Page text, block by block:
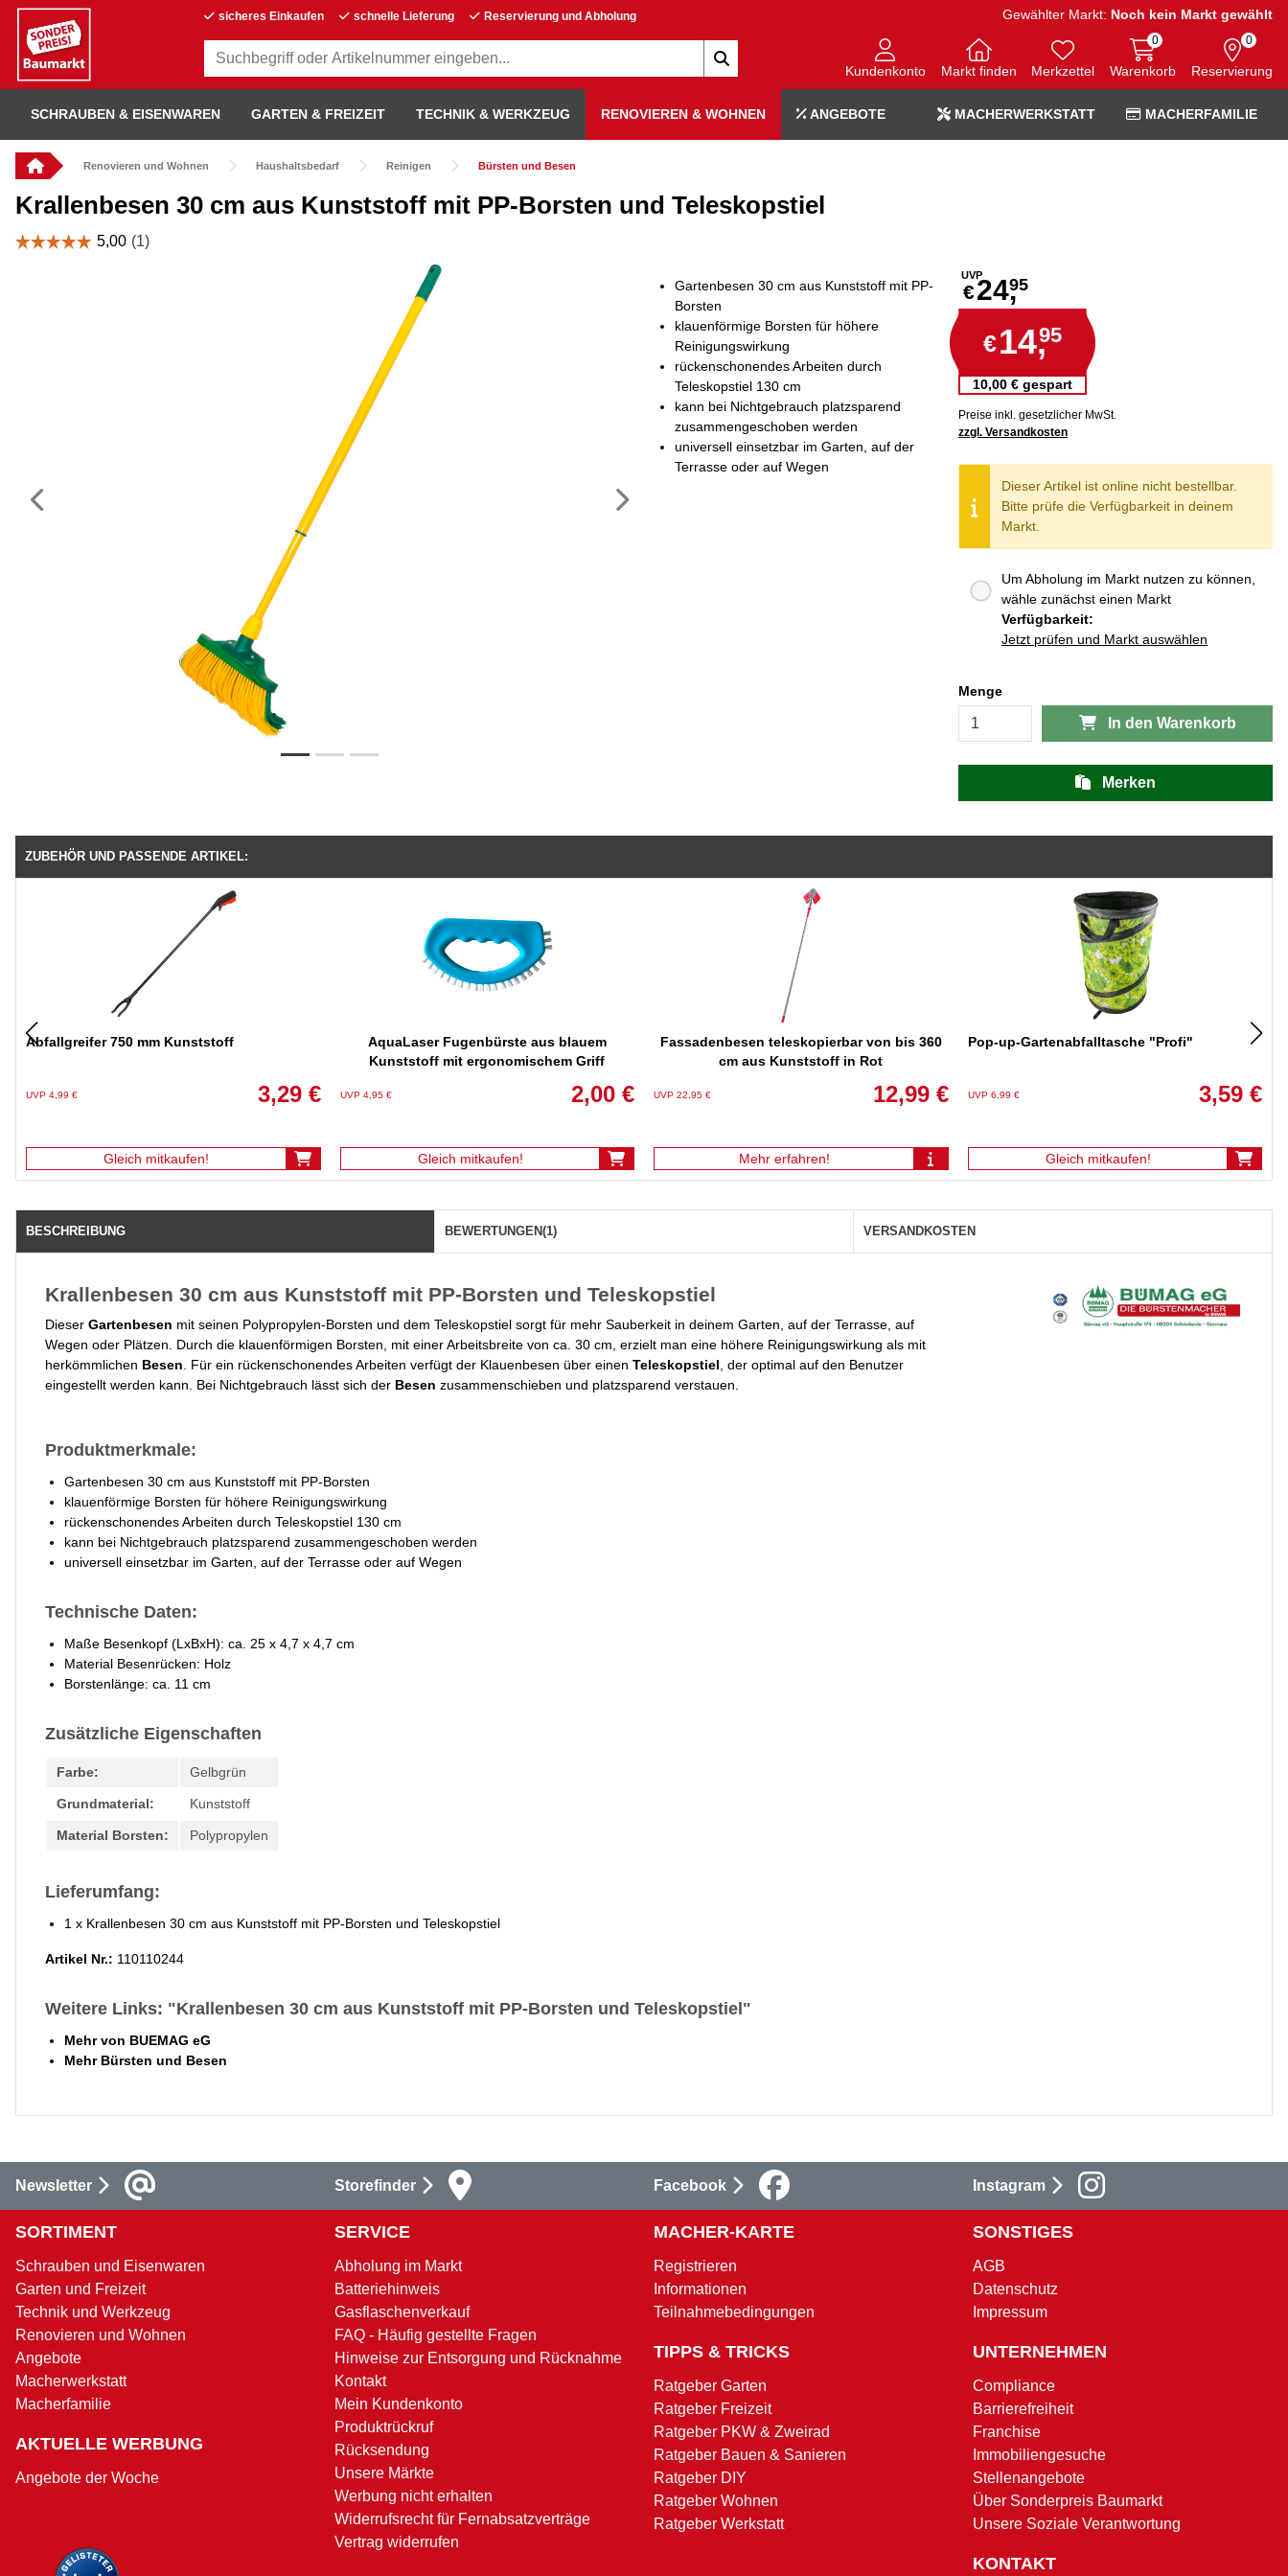
sicheres Einkaufen schnelle Lieferung Reservierung und Abholung Gewählter Markt: Noch kein Markt gewählt
Kundenkonto Markt finden Merkzettel Warenkorb
0
Reservierung
0
SCHRAUBEN & EISENWAREN GARTEN & FREIZEIT TECHNIK & WERKZEUG RENOVIEREN & WOHNEN ANGEBOTE MACHERWERKSTATT MACHERFAMILIE
Renovieren und Wohnen Haushaltsbedarf Reinigen Bürsten und Besen
Krallenbesen 30 cm aus Kunststoff mit PP-Borsten und Teleskopstiel
Vorheriges
UVP
€24,95
€14,95
10,00 € gespart
Preise inkl. gesetzlicher MwSt.
zzgl. Versandkosten
Gartenbesen 30 cm aus Kunststoff mit PP-
Borsten
klauenförmige Borsten für höhere
Reinigungswirkung
rückenschonendes Arbeiten durch
Teleskopstiel 130 cm
kann bei Nichtgebrauch platzsparend
zusammengeschoben werden
universell einsetzbar im Garten, auf der
Terrasse oder auf Wegen
Dieser Artikel ist online nicht bestellbar.
Bitte prüfe die Verfügbarkeit in deinem
Markt.
Um Abholung im Markt nutzen zu können,
wähle zunächst einen Markt
Verfügbarkeit:
Jetzt prüfen und Markt auswählen
Menge
In den Warenkorb
Merken
ZUBEHÖR UND PASSENDE ARTIKEL:
Abfallgreifer 750 mm Kunststoff
UVP 4,99 € 3,29 €
Gleich mitkaufen!
AquaLaser Fugenbürste aus blauem
Kunststoff mit ergonomischem Griff
UVP 4,95 € 2,00 €
Gleich mitkaufen!
Fassadenbesen teleskopierbar von bis 360
cm aus Kunststoff in Rot
UVP 22,95 € 12,99 €
Mehr erfahren!
Pop-up-Garten­abfalltasche "Profi"
UVP 6,99 € 3,59 €
Gleich mitkaufen!
BESCHREIBUNG BEWERTUNGEN(1) VERSANDKOSTEN
Krallenbesen 30 cm aus Kunststoff mit PP-Borsten und Teleskopstiel
Dieser Gartenbesen mit seinen Polypropylen-Borsten und dem Teleskopstiel sorgt für mehr Sauberkeit in deinem Garten, auf der Terrasse, auf
Wegen oder Plätzen. Durch die klauenförmigen Borsten, mit einer Arbeitsbreite von ca. 30 cm, erzielt man eine höhere Reinigungswirkung als mit
herkömmlichen Besen. Für ein rückenschonendes Arbeiten verfügt der Klauenbesen über einen Teleskopstiel, der optimal auf den Benutzer
eingestellt werden kann. Bei Nichtgebrauch lässt sich der Besen zusammenschieben und platzsparend verstauen.
Produktmerkmale:
Gartenbesen 30 cm aus Kunststoff mit PP-Borsten
klauenförmige Borsten für höhere Reinigungswirkung
rückenschonendes Arbeiten durch Teleskopstiel 130 cm
kann bei Nichtgebrauch platzsparend zusammengeschoben werden
universell einsetzbar im Garten, auf der Terrasse oder auf Wegen
Technische Daten:
Maße Besenkopf (LxBxH): ca. 25 x 4,7 x 4,7 cm
Material Besenrücken: Holz
Borstenlänge: ca. 11 cm
Zusätzliche Eigenschaften
Farbe: Gelbgrün
Grundmaterial: Kunststoff
Material Borsten: Polypropylen
Lieferumfang:
1 x Krallenbesen 30 cm aus Kunststoff mit PP-Borsten und Teleskopstiel
Artikel Nr.: 110110244
Weitere Links: "Krallenbesen 30 cm aus Kunststoff mit PP-Borsten und Teleskopstiel"
Mehr von BUEMAG eG
Mehr Bürsten und Besen
Newsletter Storefinder Facebook Instagram
SORTIMENT
Schrauben und Eisenwaren
Garten und Freizeit
Technik und Werkzeug
Renovieren und Wohnen
Angebote
Macherwerkstatt
Macherfamilie
AKTUELLE WERBUNG
Angebote der Woche
SERVICE
Abholung im Markt
Batteriehinweis
Gasflaschenverkauf
FAQ - Häufig gestellte Fragen
Hinweise zur Entsorgung und Rücknahme
Kontakt
Mein Kundenkonto
Produktrückruf
Rücksendung
Unsere Märkte
Werbung nicht erhalten
Widerrufsrecht für Fernabsatzverträge
Vertrag widerrufen
MACHER-KARTE
Registrieren
Informationen
Teilnahmebedingungen
TIPPS & TRICKS
Ratgeber Garten
Ratgeber Freizeit
Ratgeber PKW & Zweirad
Ratgeber Bauen & Sanieren
Ratgeber DIY
Ratgeber Wohnen
Ratgeber Werkstatt
SONSTIGES
AGB
Datenschutz
Impressum
UNTERNEHMEN
Compliance
Barrierefreiheit
Franchise
Immobiliengesuche
Stellenangebote
Über Sonderpreis Baumarkt
Unsere Soziale Verantwortung
KONTAKT